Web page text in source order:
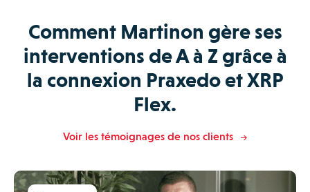
Comment Martinon gère ses
interventions de A à Z grâce à
la connexion Praxedo et XRP
Flex.
Voir les témoignages de nos clients